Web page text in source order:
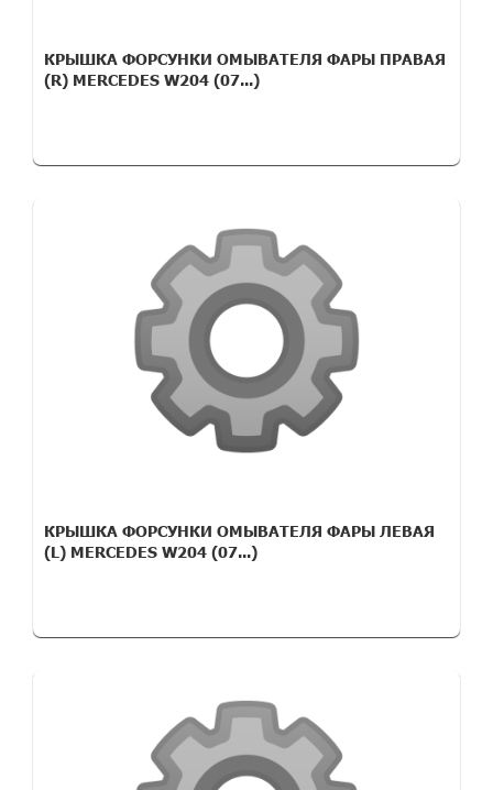
КРЫШКА ФОРСУНКИ ОМЫВАТЕЛЯ ФАРЫ ПРАВАЯ
(R) MERCEDES W204 (07...)
КРЫШКА ФОРСУНКИ ОМЫВАТЕЛЯ ФАРЫ ЛЕВАЯ
(L) MERCEDES W204 (07...)